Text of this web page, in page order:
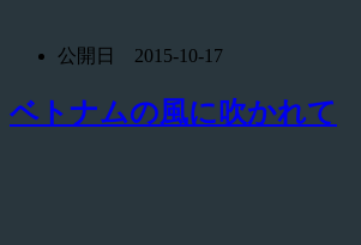
公開日 2015-10-17
ベトナムの風に吹かれて